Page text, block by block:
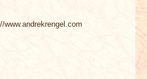
www.andrekrengel.com